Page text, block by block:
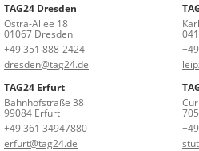
TAG24 Dresden
Ostra-Allee 18
01067 Dresden
+49 351 888-2424
dresden@tag24.de
TAG24 Erfurt
Bahnhofstraße 38
99084 Erfurt
+49 361 34947880
erfurt@tag24.de